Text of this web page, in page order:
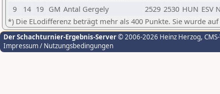
9
14 19 GM Antal Gergely 2529 2530 HUN ESV
*) Die ELodifferenz beträgt mehr als 400 Punkte. Sie wurde
Der Schachturnier-Ergebnis-Server© 2006-2026 Heinz Herzog,
Impressum / Nutzungsbedingungen